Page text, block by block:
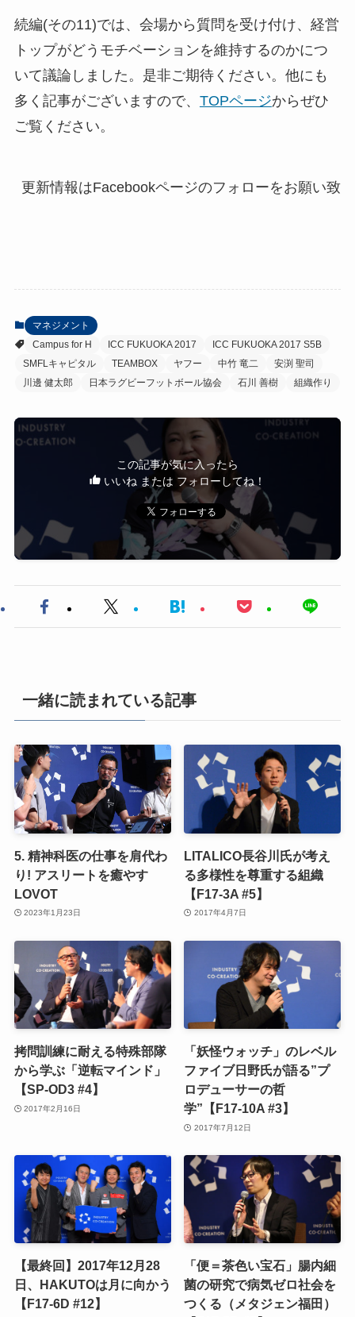
続編(その11)では、会場から質問を受け付け、経営
トップがどうモチベーションを維持するのかにつ
いて議論しました。是非ご期待ください。他にも
多く記事がございますので、 TOPページからぜひ
ご覧ください。
マネジメント
Campus for H
ICC FUKUOKA 2017
ICC FUKUOKA 2017 S5B
SMFLキャピタル
TEAMBOX ヤフー 中竹 竜二
安渕 聖司
川邊 健太郎
日本ラグビーフットボール協会 石川 善樹 組織作り
この記事が気に入ったら
いいね または フォローしてね！
一緒に読まれている記事
5. 精神科医の仕事を肩代わ
り! アスリートを癒やす
LOVOT
2023年1月23日
LITALICO長谷川氏が考え
る多様性を尊重する組織
【F17-3A #5】
2017年4月7日
拷問訓練に耐える特殊部隊
から学ぶ「逆転マインド」
【SP-OD3 #4】
2017年2月16日
「妖怪ウォッチ」のレベル
ファイブ日野氏が語る”プ
ロデューサーの哲
学”【F17-10A #3】
2017年7月12日
【最終回】2017年12月28
日、HAKUTOは月に向かう
【F17-6D #12】
「便＝茶色い宝石」腸内細
菌の研究で病気ゼロ社会を
つくる（メタジェン福田）